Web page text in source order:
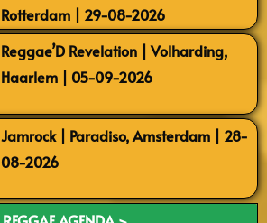
Rotterdam | 29-08-2026
Reggae’D Revelation | Volharding,
Haarlem | 05-09-2026
Jamrock | Paradiso, Amsterdam | 28-
08-2026